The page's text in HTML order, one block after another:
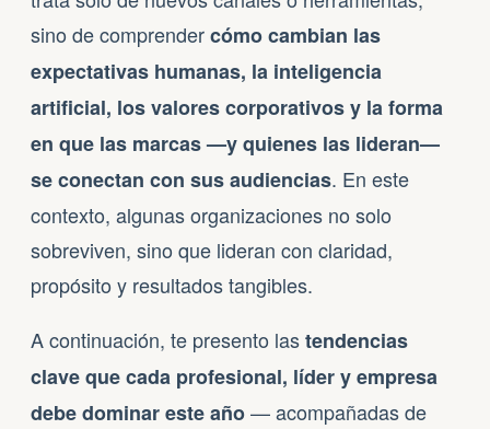
sino de comprendercómo cambian las
expectativas humanas, la inteligencia
artificial, los valores corporativos y la forma
en que las marcas —y quienes las lideran—
se conectan con sus audiencias. En este
contexto, algunas organizaciones no solo
sobreviven, sino que lideran con claridad,
propósito y resultados tangibles.
A continuación, te presento lastendencias
clave que cada profesional, líder y empresa
debe dominar este año— acompañadas de